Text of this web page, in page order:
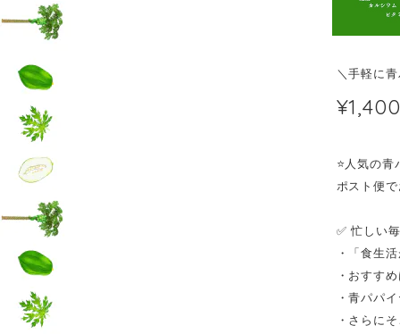
＼手軽に
¥1,400
⭐️人気の
ポスト便
✅ 忙しい
・「食生
・おすす
・青パパ
・さらに